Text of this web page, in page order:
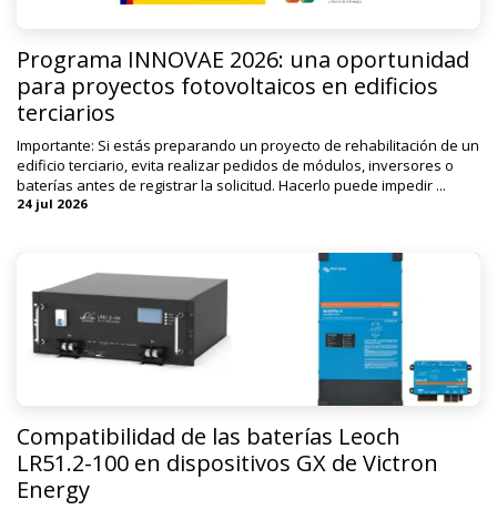
Programa INNOVAE 2026: una oportunidad
para proyectos fotovoltaicos en edificios
terciarios
Importante: Si estás preparando un proyecto de rehabilitación de un
edificio terciario, evita realizar pedidos de módulos, inversores o
baterías antes de registrar la solicitud. Hacerlo puede impedir ...
24 jul 2026
Compatibilidad de las baterías Leoch
LR51.2-100 en dispositivos GX de Victron
Energy